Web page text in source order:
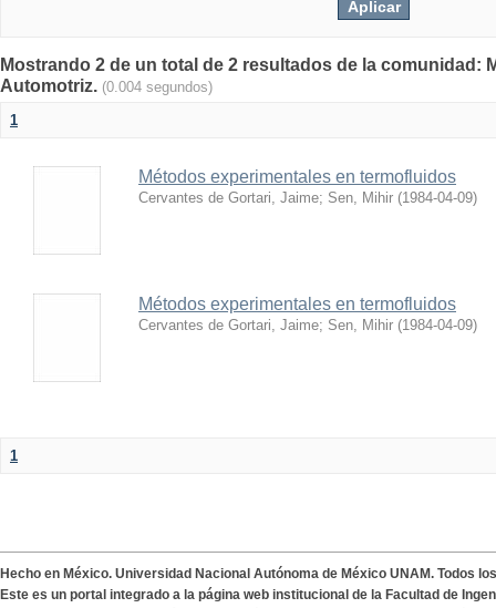
Mostrando 2 de un total de 2 resultados de la comunidad:
Automotriz. (0.004 segundos)
1
Métodos experimentales en termofluidos
Cervantes de Gortari, Jaime; Sen, Mihir (1984-04-09)
Métodos experimentales en termofluidos
Cervantes de Gortari, Jaime; Sen, Mihir (1984-04-09)
1
Hecho en México. Universidad Nacional Autónoma de México UNAM. Todos
Este es un portal integrado a la página web institucional de la Facultad de